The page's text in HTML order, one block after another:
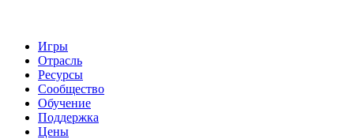
Игры
Отрасль
Ресурсы
Сообщество
Обучение
Поддержка
Цены